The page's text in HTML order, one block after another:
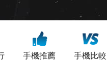
手機推薦 手機比較